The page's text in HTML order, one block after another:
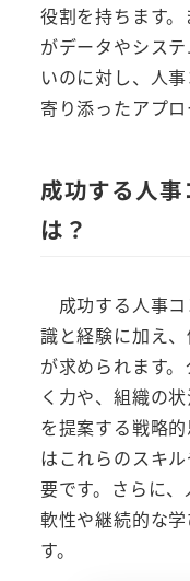
役割を持ちます
がデータやシス
いのに対し、人
寄り添ったアプロ
成功する人
は？
成功する人事
識と経験に加え
が求められます
く力や、組織の
を提案する戦略
はこれらのスキ
要です。さらに
軟性や継続的な
す。